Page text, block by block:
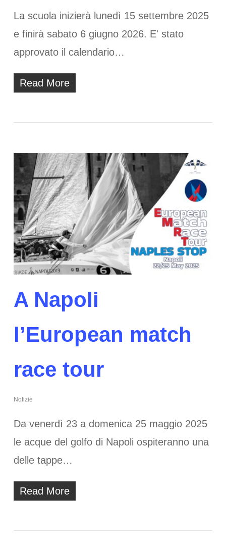
La scuola inizierà lunedì 15 settembre 2025
e finirà sabato 6 giugno 2026. E' stato
approvato il calendario…
Read More
A Napoli
l’European match
race tour
Notizie
Da venerdì 23 a domenica 25 maggio 2025
le acque del golfo di Napoli ospiteranno una
delle tappe…
Read More